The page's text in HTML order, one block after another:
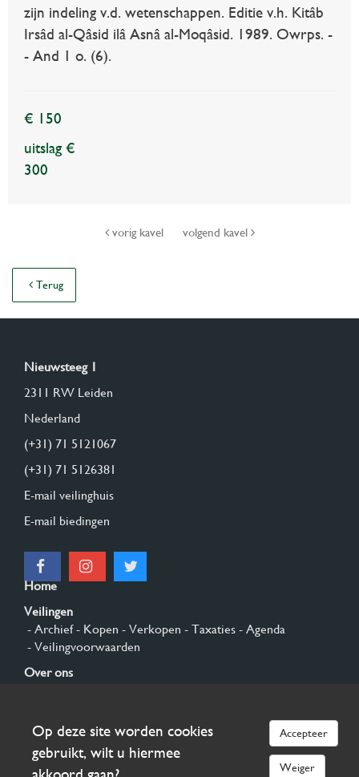
zijn indeling v.d. wetenschappen. Editie v.h. Kitâb
Irsâd al-Qâsid ilâ Asnâ al-Moqâsid. 1989. Owrps. -
- And 1 o. (6).
€ 150
uitslag €
300
vorig kavel volgend kavel
Terug
Nieuwsteeg 1
2311 RW Leiden
Nederland
(+31) 71 5121067
(+31) 71 5126381
E-mail veilinghuis
E-mail biedingen
Home
Veilingen
- Archief- Kopen - Verkopen - Taxaties - Agenda
- Veilingvoorwaarden
Over ons
Aanmelden
Op deze site worden cookies
gebruikt, wilt u hiermee
Accepteer
Weiger